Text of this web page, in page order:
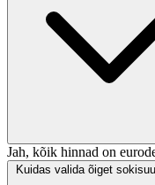
Jah, kõik hinnad on
Kuidas valida õiget